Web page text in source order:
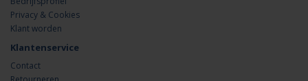
Privacy & Cookies
Klant worden
Klantenservice
Contact